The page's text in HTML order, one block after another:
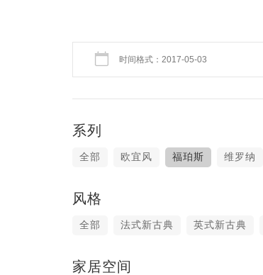
系列
全部 欧宜风 福珀斯 维罗纳
风格
全部 法式新古典 英式新古典
家居空间